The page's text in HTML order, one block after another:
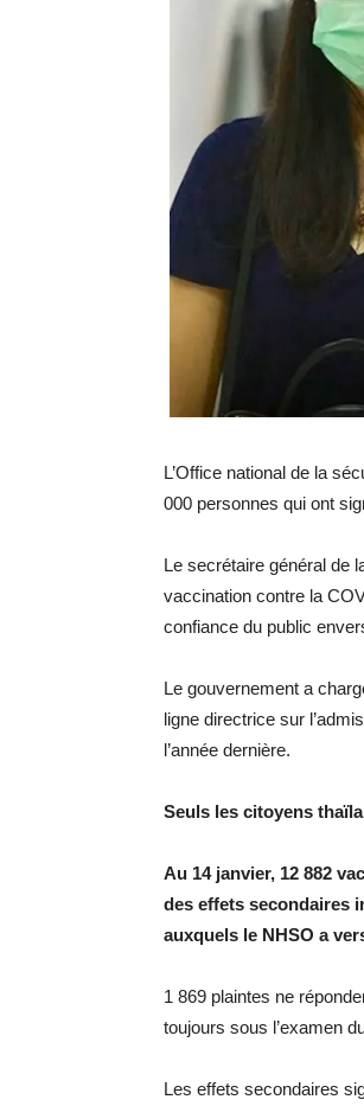
L’Office national de la
000 personnes qui ont
Le secrétaire général de
vaccination contre la
confiance du public
Le gouvernement a
ligne directrice sur
l’année dernière.
Seuls les citoyens
Au 14 janvier, 12 882
des effets secondaires
auxquels le NHSO a
1 869 plaintes ne
toujours sous l’examen
Les effets secondaires